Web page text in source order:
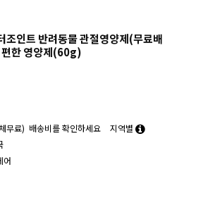
인트 반려동물 관절영양제(무료배
한 영양제(60g)
무료) 배송비를 확인하세요
지역별
어